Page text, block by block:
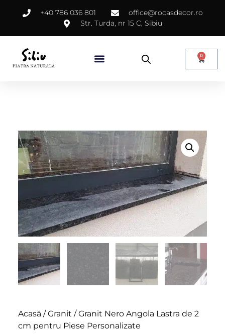
+40 786 036 801
office@rocasdecor.ro
Str. Turda, nr 15 C, Sibiu
0
Acasă /Granit / Granit Nero Angola Lastra de 2
cm pentru Piese Personalizate